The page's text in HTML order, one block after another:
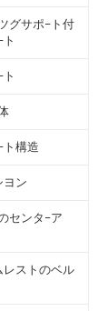
グサポ−ト付
ト構造
ヨン
センタ−ア
レストのベル